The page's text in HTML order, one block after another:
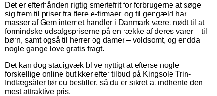
Det er efterhånden rigtig smertefrit for forbrugerne at søge
sig frem til priser fra flere e-firmaer, og til gengæld har
masser af Gem internet handler i Danmark været nødt til at
formindske udsalgspriserne på en række af deres varer – til
børn, samt også til herrer og damer – voldsomt, og endda
nogle gange love gratis fragt.
Det kan dog stadigvæk blive nyttigt at efterse nogle
forskellige online butikker efter tilbud på Kingsole Trin-
Indlægsåler før du bestiller, så du er sikret at indhente den
mest attraktive pris.